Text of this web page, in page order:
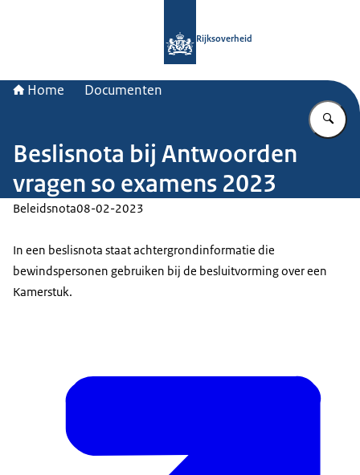
Rijksoverheid
Home Documenten
Beslisnota bij Antwoorden
vragen so examens 2023
Beleidsnota08-02-2023
In een beslisnota staat achtergrondinformatie die
bewindspersonen gebruiken bij de besluitvorming over een
Kamerstuk.